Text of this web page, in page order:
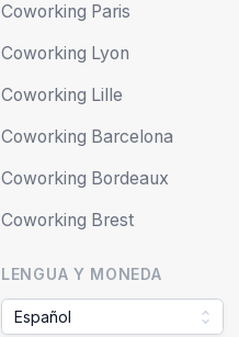
Coworking Paris
Coworking Lyon
Coworking Lille
Coworking Barcelona
Coworking Bordeaux
Coworking Brest
LENGUA Y MONEDA
Español